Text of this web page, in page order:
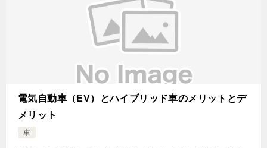
電気自動車（EV）とハイブリッド車のメリットとデ
メリット
車